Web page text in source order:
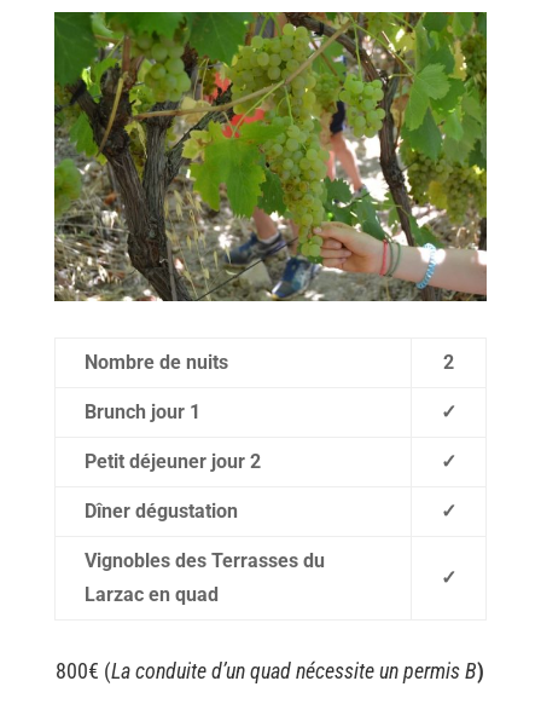
Nombre de nuits 2
Brunch jour 1 ✓
Petit déjeuner jour 2 ✓
Dîner dégustation ✓
Vignobles des Terrasses du
Larzac en quad
✓
800€ (La conduite d’un quad nécessite un permis B)